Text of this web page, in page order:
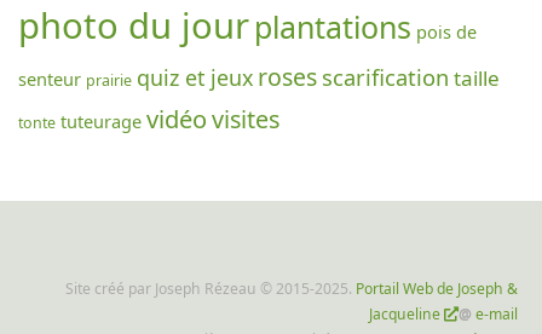
photo du jourplantations pois de
senteur prairie quiz et jeux roses scarification taille
tonte tuteurage vidéovisites
Site créé par Joseph Rézeau © 2015-2025. Portail Web de Joseph &
Jacqueline
@ e-mail